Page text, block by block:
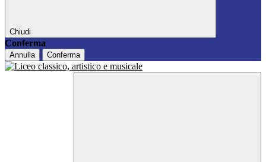
Chiudi
Conferma
Annulla Conferma